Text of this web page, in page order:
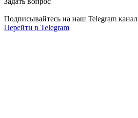
Подписывайтесь на наш Telegram канал
Перейти в Telegram